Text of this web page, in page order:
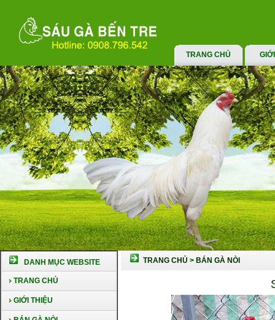
TRANG CHỦ
DANH MỤC WEBSITE
TRANG CHỦ
GIỚI THIỆU
TRANG CHỦ > BÁN GÀ NÒI